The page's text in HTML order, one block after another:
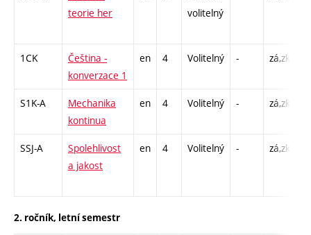
teorie her
volitelný
1CK
Čeština -
konverzace 1
en 4 Volitelný - zá,zk
S1K-A
Mechanika
kontinua
en 4 Volitelný - zá,zk
SSJ-A
Spolehlivost
a jakost
en 4 Volitelný - zá,zk
2. ročník, letní semestr